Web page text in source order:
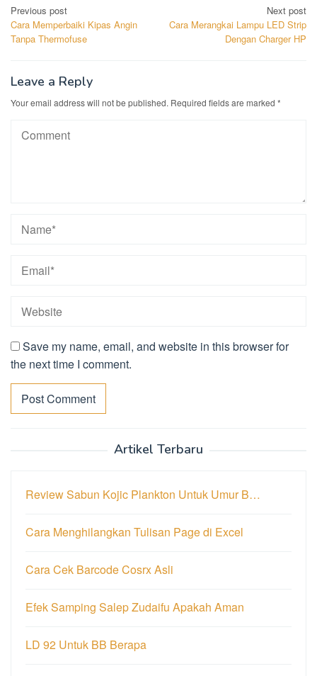
Post
navigation
Previous post
Cara Memperbaiki Kipas Angin
Tanpa Thermofuse
Next post
Cara Merangkai Lampu LED Strip
Dengan Charger HP
Leave a Reply
Your email address will not be published. Required fields are marked *
Save my name, email, and website in this browser for
the next time I comment.
Artikel Terbaru
Review Sabun Kojic Plankton Untuk Umur B…
Cara Menghilangkan Tulisan Page di Excel
Cara Cek Barcode Cosrx Asli
Efek Samping Salep Zudaifu Apakah Aman
LD 92 Untuk BB Berapa